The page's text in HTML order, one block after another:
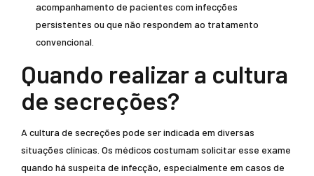
acompanhamento de pacientes com infecções
persistentes ou que não respondem ao tratamento
convencional.
Quando realizar a cultura
de secreções?
A cultura de secreções pode ser indicada em diversas
situações clínicas. Os médicos costumam solicitar esse exame
quando há suspeita de infecção, especialmente em casos de